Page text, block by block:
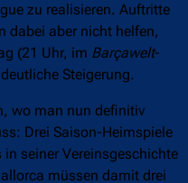
zu realisieren. Auftritte
dabei aber nicht helfen,
(21 Uhr, im Barçawelt-
Steigerung.
wo man nun definitiv
Drei Saison-Heimspiele
seiner Vereinsgeschichte
müssen damit drei